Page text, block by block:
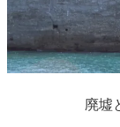
廃墟